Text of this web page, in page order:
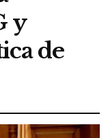
y
de